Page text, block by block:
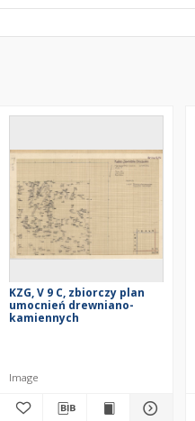
KZG, V 9 C, zbiorczy plan
umocnień drewniano-
kamiennych
Image